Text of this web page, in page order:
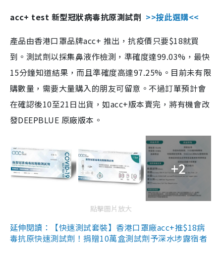
acc+ test 新型冠狀病毒抗原測試劑 >>按此選購<<
產品由香港口罩品牌acc+ 推出，抗疫價只要$18就買
到。測試劑以採集鼻液作檢測，準確度達99.03%，最快
15分鐘知道結果，而且準確度高達97.25%。目前未有限
購數量，需要大量購入的朋友可留意。不過訂單預計會
在確認後10至21日出貨，如acc+版本賣完，將有機會改
發DEEPBLUE 原廠版本。
+2
點擊圖片放大
延伸閱讀：【快速測試套裝】香港口罩廠acc+推$18病
毒抗原快速測試劑！捐贈10萬盒測試劑予深水埗露宿者